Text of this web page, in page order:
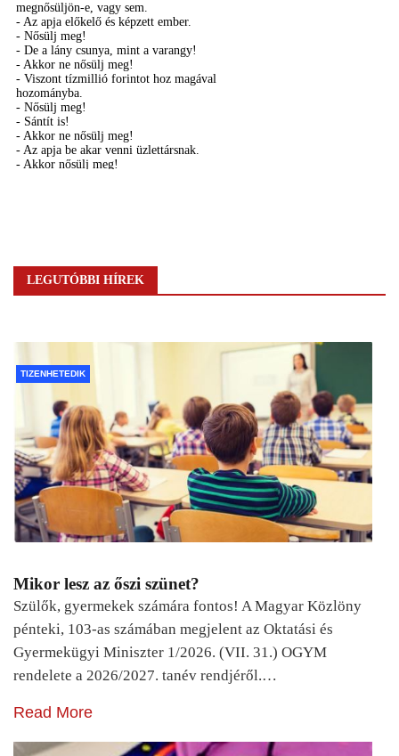
LEGUTÓBBI HÍREK
TIZENHETEDIK
Mikor lesz az őszi szünet?
Szülők, gyermekek számára fontos! A Magyar Közlöny
pénteki, 103-as számában megjelent az Oktatási és
Gyermekügyi Miniszter 1/2026. (VII. 31.) OGYM
rendelete a 2026/2027. tanév rendjéről.…
Read More